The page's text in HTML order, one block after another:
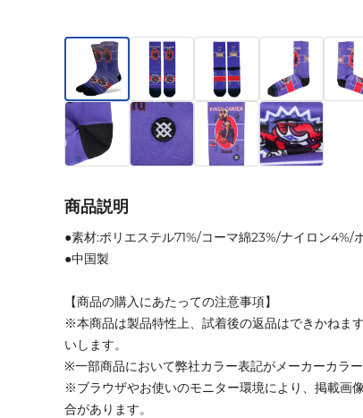
商品説明
●素材:ポリエステル71%/コーマ綿23%/ナイロン4%/
●中国製
【商品の購入にあたっての注意事項】
※本商品は製品特性上、試着後の返品はできかねま
いします。
※一部商品において弊社カラー表記がメーカーカラ
※ブラウザやお使いのモニター環境により、掲載画
合があります。